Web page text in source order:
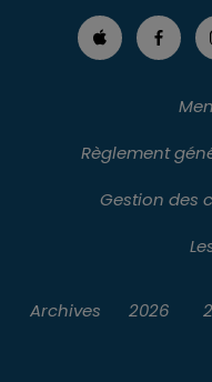
Règlement
Gestion des
Archives 2026